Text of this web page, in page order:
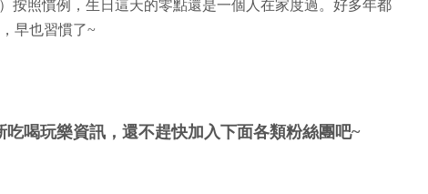
按照慣例，生日這天的零點還是一個人在家度過。好多年都
早也習慣了~
吃喝玩樂資訊，還不趕快加入下面各類粉絲團吧~